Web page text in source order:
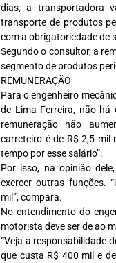
dias, a transportadora
transporte de produtos
com a obrigatoriedade de
Segundo o consultor, a
segmento de produtos
REMUNERAÇÃO
Para o engenheiro
de Lima Ferreira, não
remuneração não
carreteiro é de R$ 2,5
tempo por esse salário”.
Por isso, na opinião
exercer outras funções.
mil”, compara.
No entendimento do
motorista deve ser de ao
“Veja a responsabilidade
que custa R$ 400 mil e